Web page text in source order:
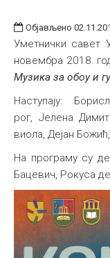
Издаваштво
Библиотека
Међународна
Објављено
Уметнички савет
новембра 2018.
Музика за обоу и
Наступају:
рог, Јелена
виола, Дејан
На програму су
Бацевич, Рокуса